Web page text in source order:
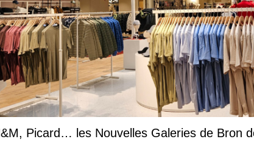
Picard… les Nouvelles Galeries de Bron